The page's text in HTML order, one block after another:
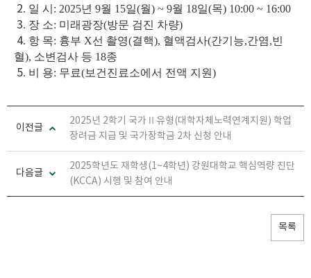
2. 일 시 : 2025년 9월 15일(월) ~ 9월 18일(목) 10:00 ~ 16:00
3. 장 소: 미래광장(방문 검진 차량)
4. 항 목: 흉부 X선 촬영(결핵), 혈액검사(간기능,간염,빈
혈), 소변검사 등 18종
5. 비 용: 무료(보건진료소에서 전액 지원)
이전글
2025년 2학기 국가Ⅱ유형(대학자체노력연계지원) 학업
장려금 지급 및 국가장학금 2차 신청 안내
다음글
2025학년도 재학생(1~4학년) 강원대학교 핵심역량 진단
(KCCA) 시행 및 참여 안내
목록